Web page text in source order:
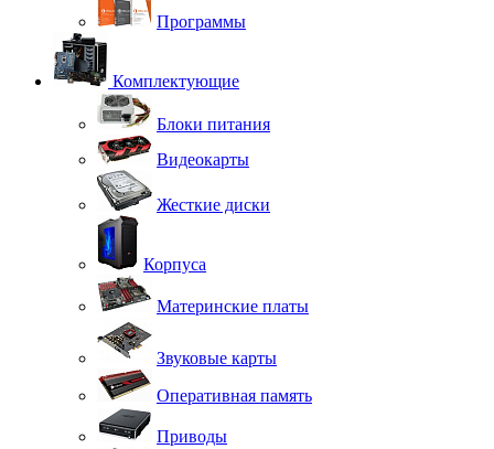
Программы
Комплектующие
Блоки питания
Видеокарты
Жесткие диски
Корпуса
Материнские платы
Звуковые карты
Оперативная память
Приводы